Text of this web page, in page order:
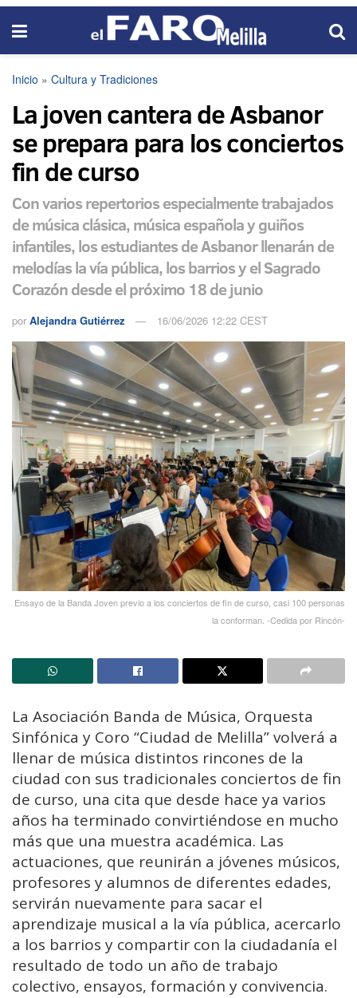
Inicio » Cultura y Tradiciones
La joven cantera de Asbanor
se prepara para los conciertos
fin de curso
Con varios repertorios especialmente trabajados
de música clásica, música española y guiños
infantiles, los estudiantes de Asbanor llenarán de
melodías la vía pública, los barrios y el Sagrado
Corazón desde el próximo 18 de junio
por Alejandra Gutiérrez 16/06/2026 12:22 CEST
Ensayo de la Banda Joven previo a los conciertos de fin de curso, casi 100 personas
la conforman. -Cedida por Rincón-
La Asociación Banda de Música, Orquesta
Sinfónica y Coro “Ciudad de Melilla” volverá a
llenar de música distintos rincones de la
ciudad con sus tradicionales conciertos de fin
de curso, una cita que desde hace ya varios
años ha terminado convirtiéndose en mucho
más que una muestra académica. Las
actuaciones, que reunirán a jóvenes músicos,
profesores y alumnos de diferentes edades,
servirán nuevamente para sacar el
aprendizaje musical a la vía pública, acercarlo
a los barrios y compartir con la ciudadanía el
resultado de todo un año de trabajo
colectivo, ensayos, formación y convivencia.